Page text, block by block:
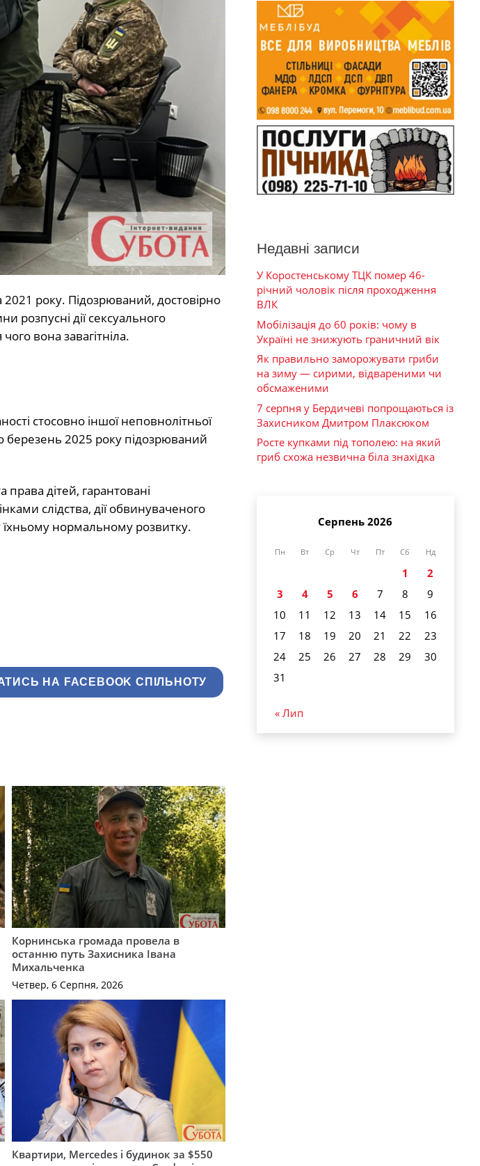
2021 року. Підозрюваний, достовірно
розпусні дії сексуального
вона завагітніла.
стосовно іншої неповнолітньої
березень 2025 року підозрюваний
дітей, гарантовані
слідства, дії обвинуваченого
нормальному розвитку.
НА FACEBOOK СПІЛЬНОТУ
Корнинська громада провела в
останню путь Захисника Івана
Михальченка
Четвер, 6 Серпня, 2026
Квартири, Mercedes і будинок за $550
Недавні записи
У Коростенському ТЦК помер 46-
річний чоловік після проходження
ВЛК
Мобілізація до 60 років: чому в
Україні не знижують граничний вік
Як правильно заморожувати гриби
на зиму — сирими, відвареними чи
обсмаженими
7 серпня у Бердичеві попрощаються із
Захисником Дмитром Плаксюком
Росте купками під тополею: на який
гриб схожа незвична біла знахідка
Серпень 2026
Пн Вт Ср Чт Пт Сб Нд
1
2
3
4 5 6 7 8
9
10
11 12 13 14 15
16
17
18 19 20 21 22
23
24
25 26 27 28 29
30
31
« Лип